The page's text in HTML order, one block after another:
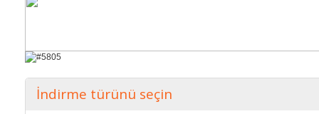
İndirme türünü seçin